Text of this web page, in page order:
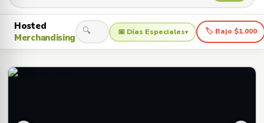
Hosted
Merchandising
🔍 📅 Días Especiales▾ 🏷 Bajo $1.000